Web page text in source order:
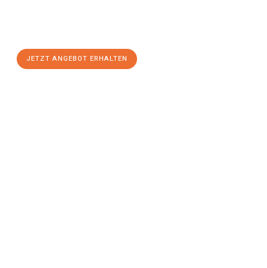
JETZT ANGEBOT ERHALTEN